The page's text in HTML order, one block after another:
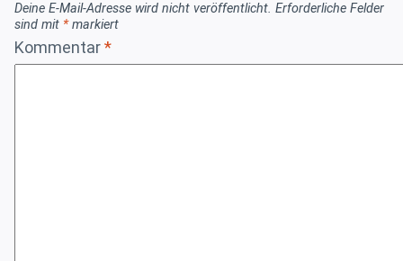
Deine E-Mail-Adresse wird nicht veröffentlicht. Erforderliche Felder
sind mit *markiert
Kommentar*